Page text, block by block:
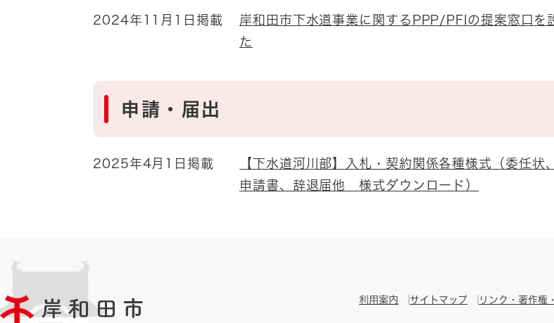
2024年11月1日掲載
岸和田市下水道事業に関するPPP/PFIの提案窓口を
た
申請・届出
2025年4月1日掲載
【下水道河川部】入札・契約関係各種様式（委任状
申請書、辞退届他 様式ダウンロード）
利用案内 サイトマップ リンク・著作権